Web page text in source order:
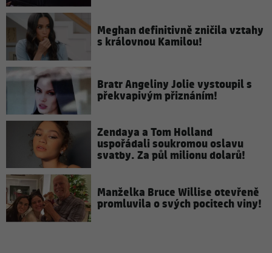
Meghan definitivně zničila vztahy
s královnou Kamilou!
Bratr Angeliny Jolie vystoupil s
překvapivým přiznáním!
Zendaya a Tom Holland
uspořádali soukromou oslavu
svatby. Za půl milionu dolarů!
Manželka Bruce Willise otevřeně
promluvila o svých pocitech viny!